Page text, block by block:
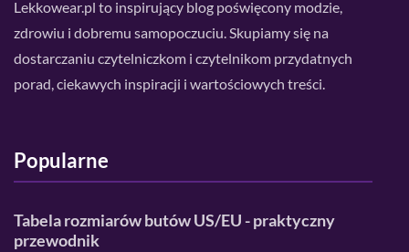
Lekkowear.pl to inspirujący blog poświęcony modzie,
zdrowiu i dobremu samopoczuciu. Skupiamy się na
dostarczaniu czytelniczkom i czytelnikom przydatnych
porad, ciekawych inspiracji i wartościowych treści.
Popularne
Tabela rozmiarów butów US/EU - praktyczny
przewodnik